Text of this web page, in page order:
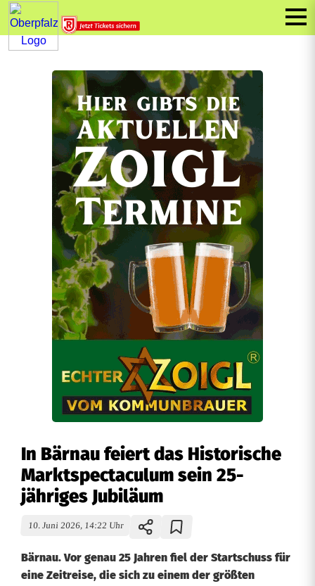
In Bärnau feiert das Historische
Marktspectaculum sein 25-
jähriges Jubiläum
10. Juni 2026, 14:22 Uhr
Bärnau. Vor genau 25 Jahren fiel der Startschuss für
eine Zeitreise, die sich zu einem der größten